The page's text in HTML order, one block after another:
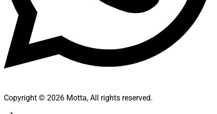
Copyright © 2026 Motta, All rights reserved.